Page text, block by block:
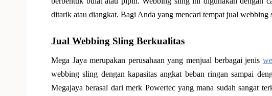
ditarik atau diangkat. Bagi Anda yang mencari tempat jual webbing
Jual Webbing Sling Berkualitas
Mega Jaya merupakan perusahaan yang menjual berbagai jenis
webbing sling dengan kapasitas angkat beban ringan sampai
Megajaya berasal dari merk Powertec yang mana sudah sangat